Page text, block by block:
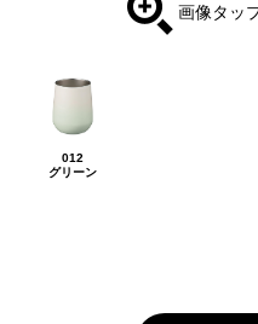
画像タッ
012
グリーン